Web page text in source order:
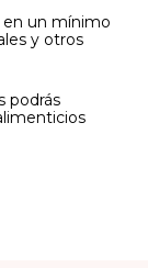
en un mínimo
y otros
podrás